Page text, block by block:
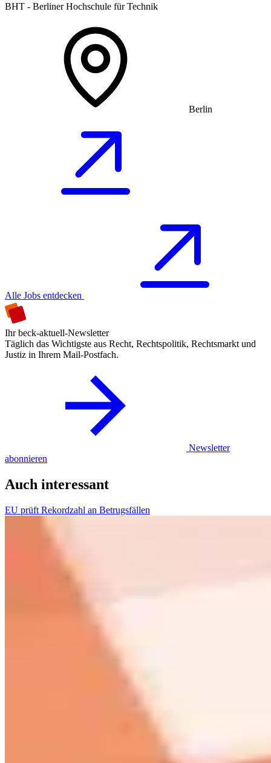
BHT - Berliner Hochschule für Technik
Berlin
Alle Jobs entdecken
Ihr beck-aktuell-Newsletter
Täglich das Wichtigste aus Recht, Rechtspolitik, Rechtsmarkt und
Justiz in Ihrem Mail-Postfach.
Newsletter
abonnieren
Auch interessant
EU prüft Rekordzahl an Betrugsfällen